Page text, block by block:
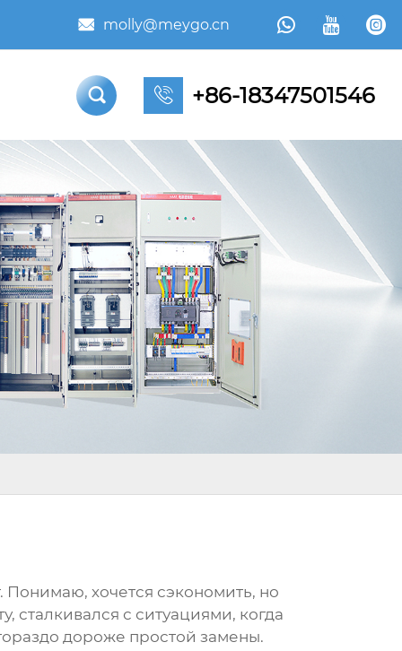
 molly@meygo.cn   
  +86-18347501546
Понимаю, хочется сэкономить, но
сталкивался с ситуациями, когда
дороже простой замены.